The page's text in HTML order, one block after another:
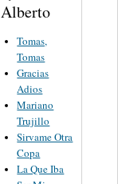
Alberto
Tomas,
Tomas
Gracias
Adios
Mariano
Trujillo
Sirvame Otra
Copa
La Que Iba